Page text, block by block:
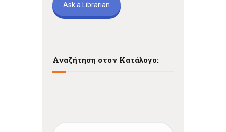
Ask a Librarian
Αναζήτηση στον Κατάλογο: